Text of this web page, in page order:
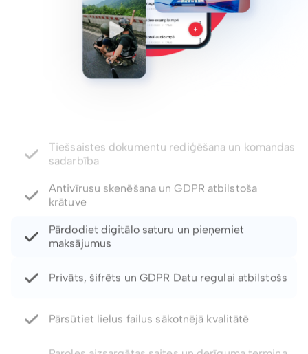
Antivīrusu skenēšana un GDPR atbilstoša
Pārdodiet digitālo saturu un pieņemiet
Privāts, šifrēts un GDPR Datu regulai atbilstošs
Paroles aizsargātas saites un derīguma termiņa